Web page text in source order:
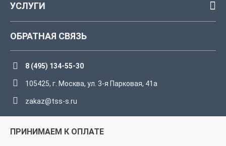
УСЛУГИ
ОБРАТНАЯ СВЯЗЬ
8 (495) 134-55-30
105425, г. Москва, ул. 3-я Парковая, 41а
zakaz@tss-s.ru
ПРИНИМАЕМ К ОПЛАТЕ